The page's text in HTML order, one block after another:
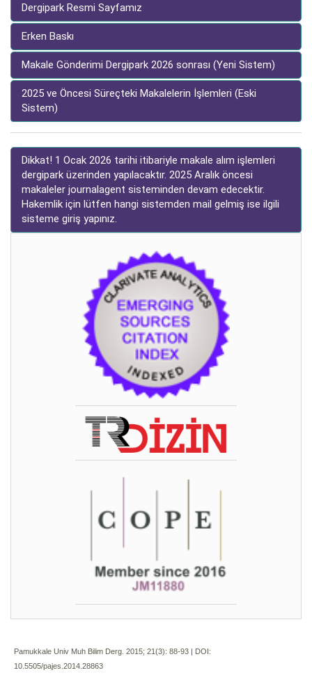
Dergipark Resmi Sayfamız
Erken Baskı
Makale Gönderimi Dergipark 2026 sonrası (Yeni Sistem)
2025 ve Öncesi Süreçteki Makalelerin İşlemleri (Eski
Sistem)
Dikkat! 1 Ocak 2026 tarihi itibariyle makale alım işlemleri
dergipark üzerinden yapılacaktır. 2025 Aralık öncesi
makaleler journalagent sisteminden devam edecektir.
Hakemlik için lütfen hangi sistemden mail gelmiş ise ilgili
sisteme giriş yapınız.
Pamukkale Univ Muh Bilim Derg. 2015; 21(3): 88-93 | DOI:
10.5505/pajes.2014.28863